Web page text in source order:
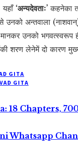
‘अन्यदेवताः’ कहनेका
उनको अन्तवाला
उनको भगवत्स्वरूप
शरण लेनेमें दो कारण
GITA
GITA
18 Chapters,
Whatsapp